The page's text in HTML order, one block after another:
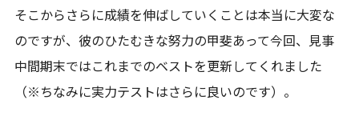
そこからさらに成績を伸ばしていくことは本当に大変な
のですが、彼のひたむきな努力の甲斐あって今回、見事
中間期末ではこれまでのベストを更新してくれました
（※ちなみに実力テストはさらに良いのです）。